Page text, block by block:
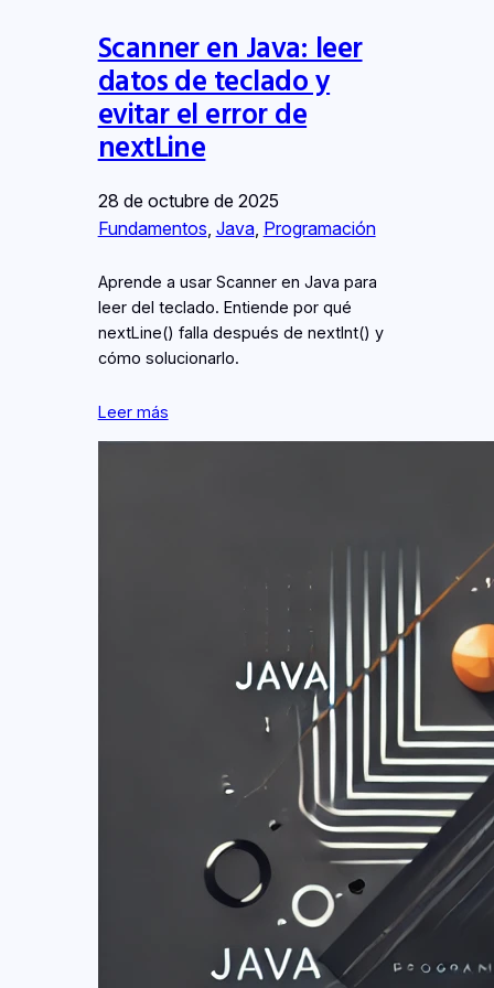
Scanner en Java: leer
datos de teclado y
evitar el error de
nextLine
28 de octubre de 2025
Fundamentos Java, Programación
Aprende a usar Scanner en Java para
leer del teclado. Entiende por qué
nextLine() falla después de nextInt() y
cómo solucionarlo.
Leer más